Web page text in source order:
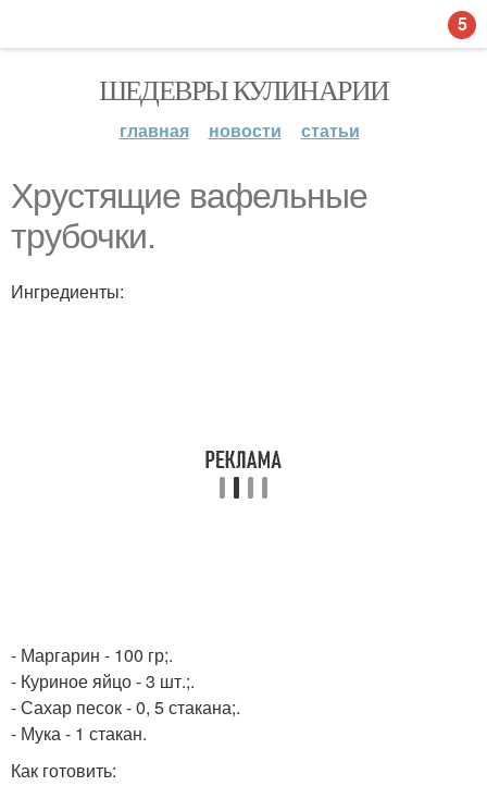
ШЕДЕВРЫ КУЛИНАРИИ
главная новости статьи
Хрустящие вафельные
трубочки.
Ингредиенты:
- Маргарин - 100 гр;.
- Куриное яйцо - 3 шт.;.
- Сахар песок - 0, 5 стакана;.
- Мука - 1 стакан.
Как готовить:
5